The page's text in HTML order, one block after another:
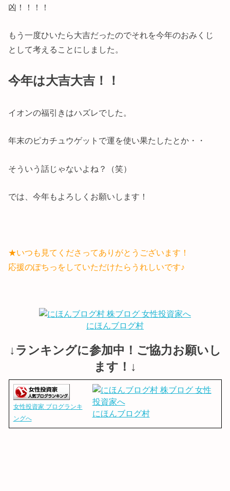
凶！！！！
もう一度ひいたら大吉だったのでそれを今年のおみくじ
として考えることにしました。
今年は大吉大吉！！
イオンの福引きはハズレでした。
年末のピカチュウゲットで運を使い果たしたとか・・
そういう話じゃないよね？（笑）
では、今年もよろしくお願いします！
★いつも見てくださってありがとうございます！
応援のぽちっをしていただけたらうれしいです♪
にほんブログ村
↓ランキングに参加中！ご協力お願いし
ます！↓
女性投資家 ブログランキ
ングへ
にほんブログ村